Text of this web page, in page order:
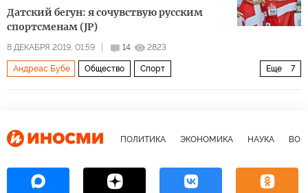
Датский бегун: я сочувствую русским
спортсменам (JP)
8 ДЕКАБРЯ 2019, 01:59 14 2823
Еще 7
Андреас Бубе Общество Спорт
ПОЛИТИКА ЭКОНОМИКА НАУКА